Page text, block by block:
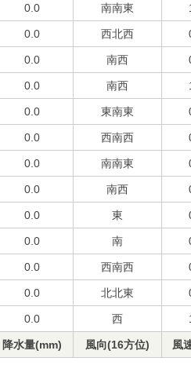
0.0 南南東
0.0 西北西
0.0 南西
0.0 南西
0.0 東南東
0.0 西南西
0.0 南南東
0.0 南西
0.0 東
0.0 南
0.0 西南西
0.0 北北東
0.0 西
降水量(mm) 風向(16方位) 風